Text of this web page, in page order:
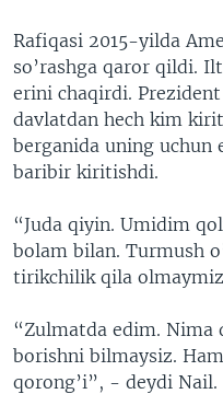
Rafiqasi 2015-yilda
so’rashga qaror qildi.
erini chaqirdi.
davlatdan hech kim
berganida uning uchun
baribir kiritishdi.
“Juda qiyin. Umidim
bolam bilan. Turmush
tirikchilik qila
“Zulmatda edim. Nima
borishni bilmaysiz.
qorong’i”, - deydi Nail.